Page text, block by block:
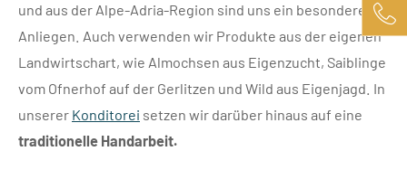
und aus der Alpe-Adria-Region sind uns ein besonderes
Anliegen. Auch verwenden wir Produkte aus der eigenen
Landwirtschart, wie Almochsen aus Eigenzucht, Saiblinge
vom Ofnerhof auf der Gerlitzen und Wild aus Eigenjagd. In
unserer Konditorei setzen wir darüber hinaus auf eine
traditionelle Handarbeit.